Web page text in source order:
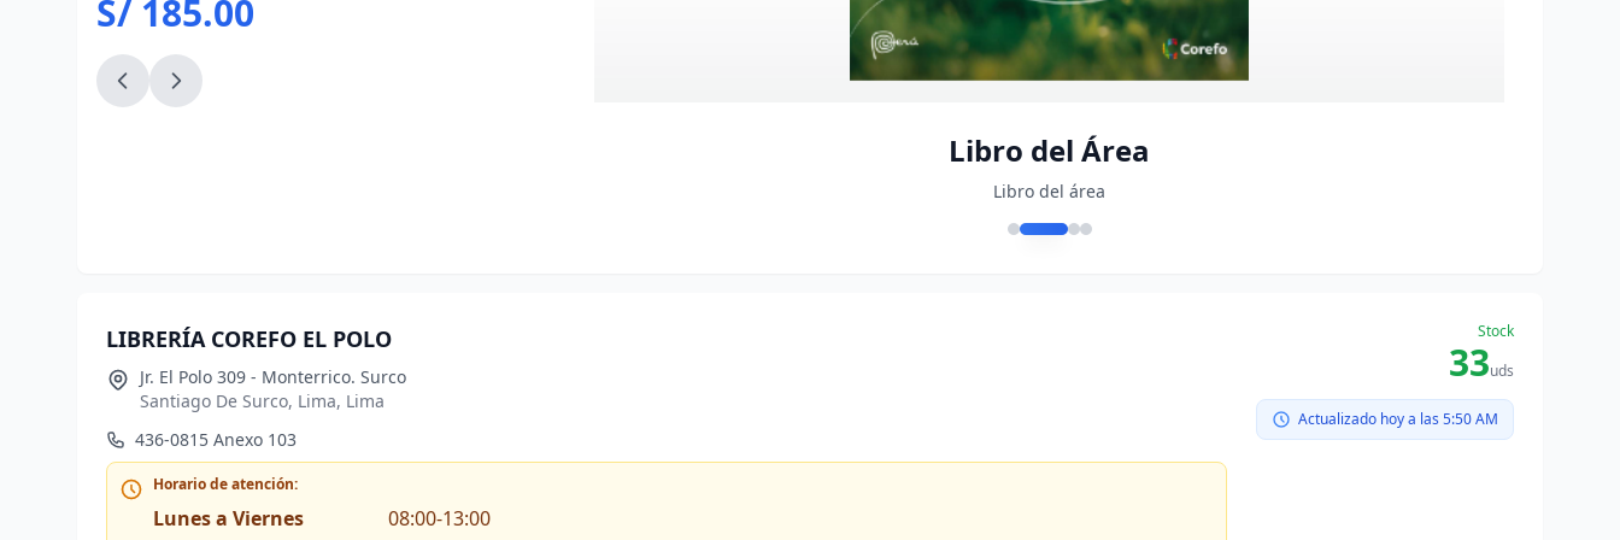
S/ 185.00
Libro del Área
Libro del área
LIBRERÍA COREFO EL POLO
Jr. El Polo 309 - Monterrico. Surco
Santiago De Surco, Lima, Lima
436-0815 Anexo 103
Horario de atención:
Lunes a Viernes
08:00-13:00
Stock
33uds
Actualizado hoy a las 5:50 AM